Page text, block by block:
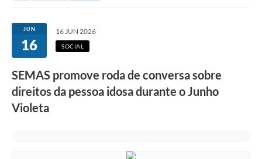
Ouvidoria
Serviços
Visite Barbacena
JUN
16
16 JUN 2026
SOCIAL
SEMAS promove roda de conversa sobre
direitos da pessoa idosa durante o Junho
Violeta